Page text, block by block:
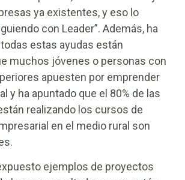
ya existentes, y eso lo
con Leader”. Además, ha
estas ayudas están
muchos jóvenes o personas con
apuesten por emprender
y ha apuntado que el 80% de las
realizando los cursos de
en el medio rural son
ejemplos de proyectos